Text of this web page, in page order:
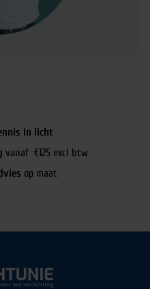
in licht
vanaf €125 excl btw
op maat